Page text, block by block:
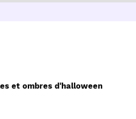
et ombres d'halloween